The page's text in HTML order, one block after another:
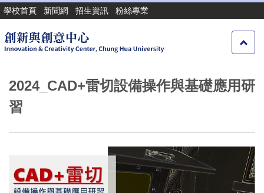
跳
到
主
要
區
學校首頁 新聞網 招生資訊 粉絲專業
2024_CAD+雷切設備操作與基礎應用研
習